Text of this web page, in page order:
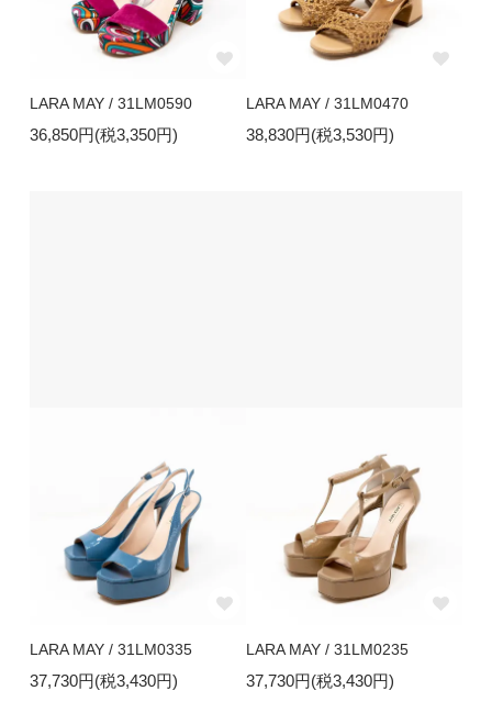
LARA MAY / 31LM0590
36,850円(税3,350円)
LARA MAY / 31LM0470
38,830円(税3,530円)
LARA MAY / 31LM0335
37,730円(税3,430円)
LARA MAY / 31LM0235
37,730円(税3,430円)